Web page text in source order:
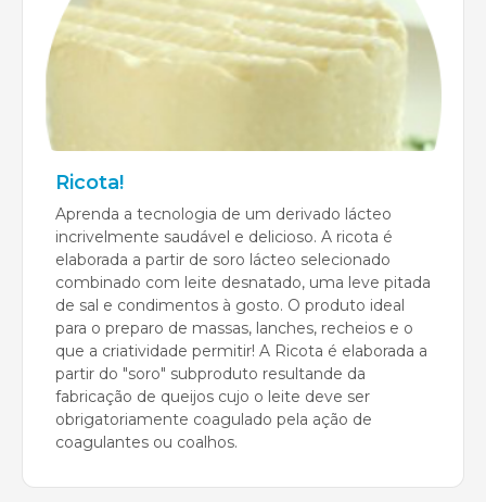
Ricota!
Aprenda a tecnologia de um derivado lácteo
incrivelmente saudável e delicioso. A ricota é
elaborada a partir de soro lácteo selecionado
combinado com leite desnatado, uma leve pitada
de sal e condimentos à gosto. O produto ideal
para o preparo de massas, lanches, recheios e o
que a criatividade permitir! A Ricota é elaborada a
partir do "soro" subproduto resultande da
fabricação de queijos cujo o leite deve ser
obrigatoriamente coagulado pela ação de
coagulantes ou coalhos.